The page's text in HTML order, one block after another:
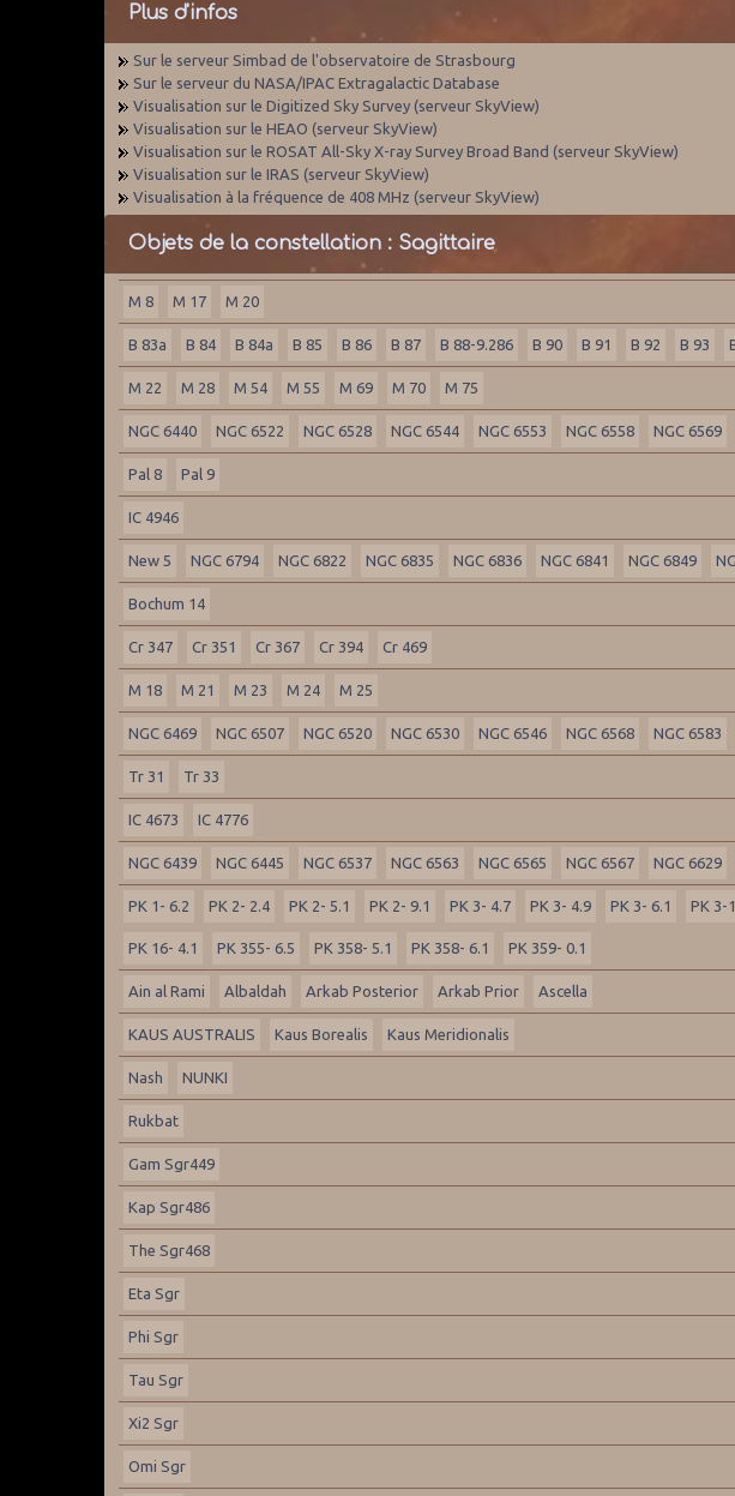
Plus d'infos
Sur le serveur Simbad de l'observatoire de Strasbourg
Sur le serveur du NASA/IPAC Extragalactic Database
Visualisation sur le Digitized Sky Survey (serveur SkyView)
Visualisation sur le HEAO (serveur SkyView)
Visualisation sur le ROSAT All-Sky X-ray Survey Broad Band (serveur SkyView)
Visualisation sur le IRAS (serveur SkyView)
Visualisation à la fréquence de 408 MHz (serveur SkyView)
Objets de la constellation : Sagittaire
M 8 M 17 M 20
B 83a B 84 B 84a B 85 B 86 B 87 B 88-9.286 B 90 B 91 B 92 B 93
M 22 M 28 M 54 M 55 M 69 M 70 M 75
NGC 6440 NGC 6522 NGC 6528 NGC 6544 NGC 6553 NGC 6558 NGC 6569
Pal 8 Pal 9
IC 4946
New 5 NGC 6794 NGC 6822 NGC 6835 NGC 6836 NGC 6841 NGC 6849
Bochum 14
Cr 347 Cr 351 Cr 367 Cr 394 Cr 469
M 18 M 21 M 23 M 24 M 25
NGC 6469 NGC 6507 NGC 6520 NGC 6530 NGC 6546 NGC 6568 NGC 6583
Tr 31 Tr 33
IC 4673 IC 4776
NGC 6439 NGC 6445 NGC 6537 NGC 6563 NGC 6565 NGC 6567 NGC 6629
PK 1- 6.2 PK 2- 2.4 PK 2- 5.1 PK 2- 9.1 PK 3- 4.7 PK 3- 4.9 PK 3- 6.1 PK 3-
PK 16- 4.1 PK 355- 6.5 PK 358- 5.1 PK 358- 6.1 PK 359- 0.1
Ain al Rami Albaldah Arkab Posterior Arkab Prior Ascella
KAUS AUSTRALIS Kaus Borealis Kaus Meridionalis
Nash NUNKI
Rukbat
Gam Sgr449
Kap Sgr486
The Sgr468
Eta Sgr
Phi Sgr
Tau Sgr
Xi2 Sgr
Omi Sgr